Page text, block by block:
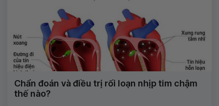
Chẩn đoán và điều trị rối loạn nhịp tim chậm
thế nào?